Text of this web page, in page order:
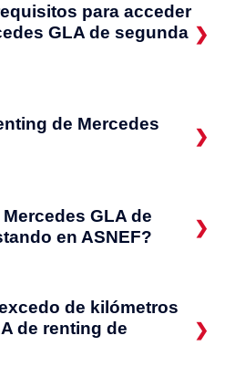
para acceder
GLA de segunda
de Mercedes
GLA de
en ASNEF?
de kilómetros
de renting de